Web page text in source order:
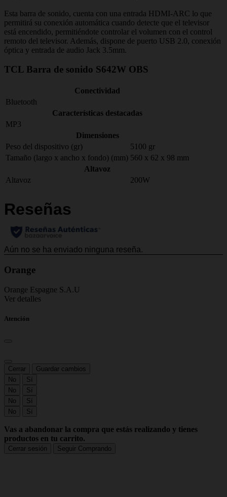
Esta barra de sonido, cuenta con una entrada HDMI-ARC lo que
permitirá su conexión automática cuando detecte que el televisor
está encendido, permitiéndote controlar el volumen con el control
remoto del televisor. Además, dispone de puerto USB 2.0, conexión
óptica y entrada de audio Jack 3.5mm.
TCL Barra de sonido S642W OBS
Conectividad
Bluetooth
Características destacadas
MP3
Dimensiones
Peso del dispositivo (gr)
5100 gr
Tamaño (largo x ancho x fondo) (mm) 560 x 62 x 98 mm
Altavoz
Altavoz
200W
Orange
Orange Espagne S.A.U
Ver detalles
Atención
Cerrar
Guardar cambios
No
Sí
No
Sí
No
Sí
No
Sí
Vas a abandonar la compra que estás realizando y tienes
productos en tu carrito.
Cerrar sesión Seguir Comprando